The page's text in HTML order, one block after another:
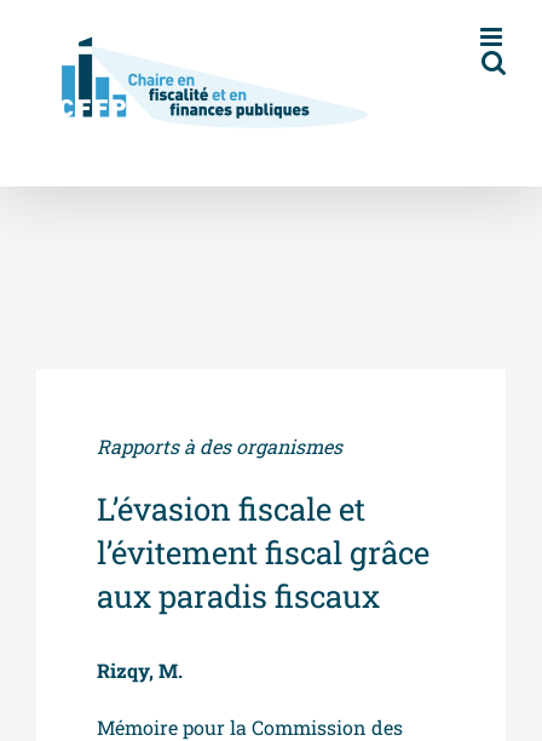
Rapports à des organismes
L’évasion fiscale et
l’évitement fiscal grâce
aux paradis fiscaux
Rizqy, M.
Mémoire pour la Commission des